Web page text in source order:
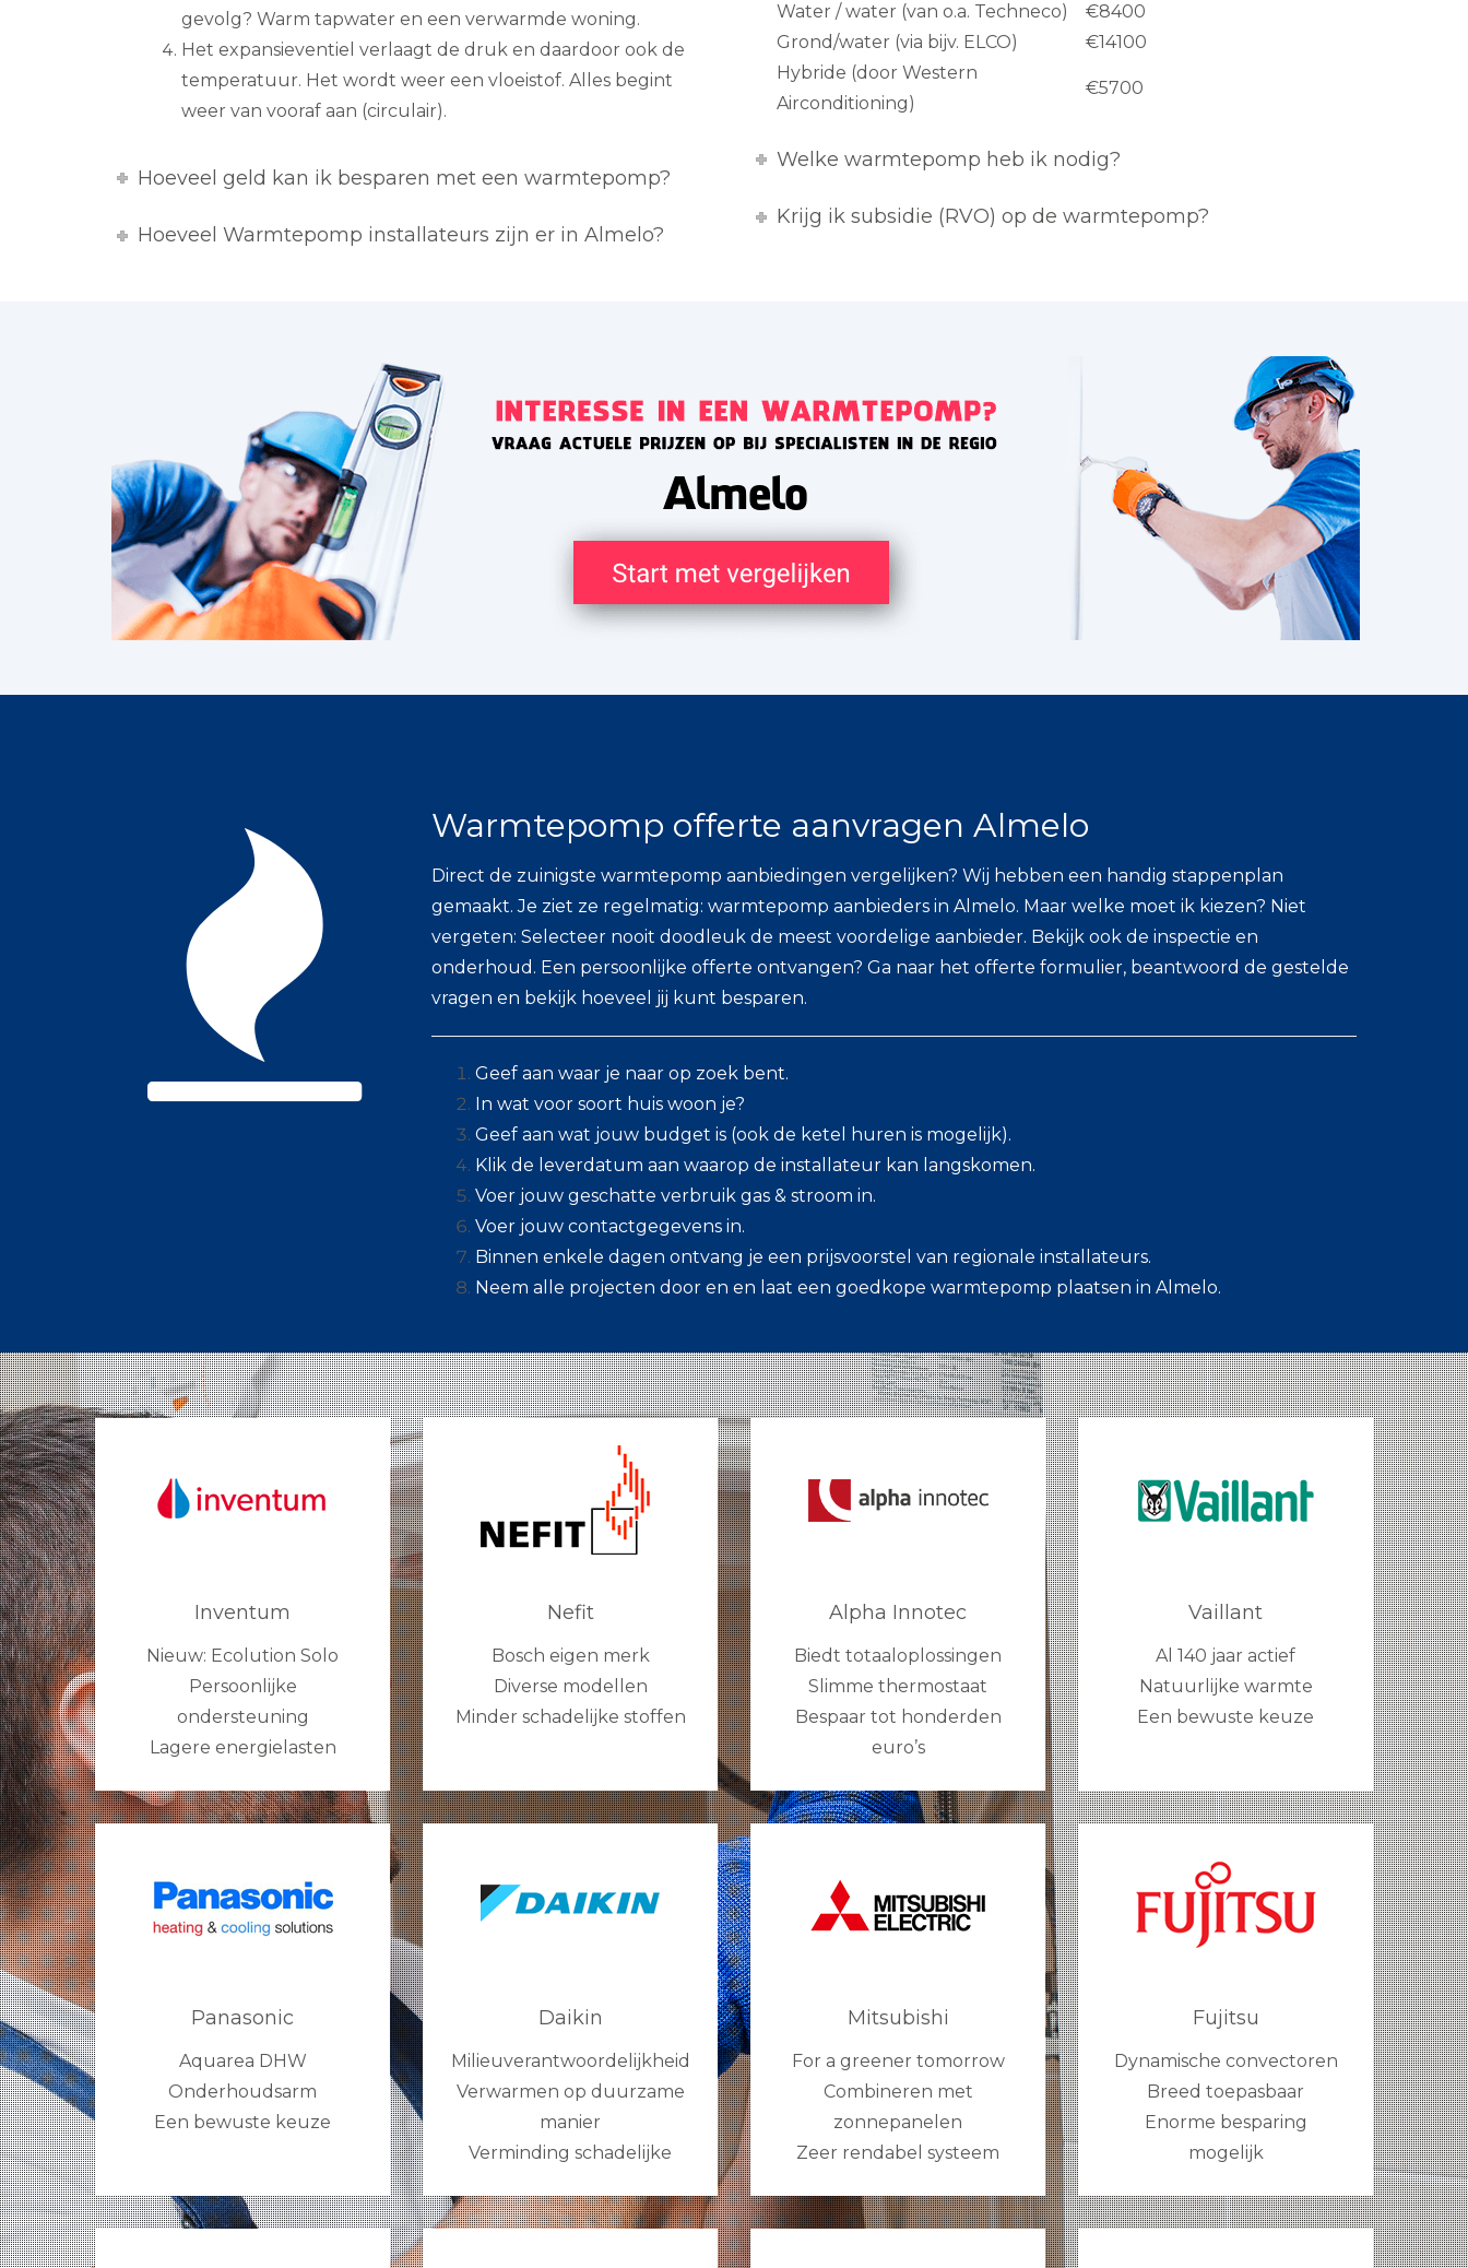
gevolg? Warm tapwater en een verwarmde woning.
Het expansieventiel verlaagt de druk en daardoor ook de
temperatuur. Het wordt weer een vloeistof. Alles begint
weer van vooraf aan (circulair).
Hoeveel geld kan ik besparen met een warmtepomp?
Hoeveel Warmtepomp installateurs zijn er in Almelo?
Water / water (van o.a. Techneco)
€8400
Grond/water (via bijv. ELCO)
€14100
Hybride (door Western
Airconditioning)
€5700
Welke warmtepomp heb ik nodig?
Krijg ik subsidie (RVO) op de warmtepomp?
Warmtepomp offerte aanvragen Almelo
Direct de zuinigste warmtepomp aanbiedingen vergelijken? Wij hebben een handig stappenplan
gemaakt. Je ziet ze regelmatig: warmtepomp aanbieders in Almelo. Maar welke moet ik kiezen? Niet
vergeten: Selecteer nooit doodleuk de meest voordelige aanbieder. Bekijk ook de inspectie en
onderhoud. Een persoonlijke offerte ontvangen? Ga naar het offerte formulier, beantwoord de gestelde
vragen en bekijk hoeveel jij kunt besparen.
Geef aan waar je naar op zoek bent.
In wat voor soort huis woon je?
Geef aan wat jouw budget is (ook de ketel huren is mogelijk).
Klik de leverdatum aan waarop de installateur kan langskomen.
Voer jouw geschatte verbruik gas & stroom in.
Voer jouw contactgegevens in.
Binnen enkele dagen ontvang je een prijsvoorstel van regionale installateurs.
Neem alle projecten door en en laat een goedkope warmtepomp plaatsen in Almelo.
Inventum
Nieuw: Ecolution Solo
Persoonlijke
ondersteuning
Lagere energielasten
Nefit
Bosch eigen merk
Diverse modellen
Minder schadelijke stoffen
Alpha Innotec
Biedt totaaloplossingen
Slimme thermostaat
Bespaar tot honderden
euro’s
Vaillant
Al 140 jaar actief
Natuurlijke warmte
Een bewuste keuze
Panasonic
Aquarea DHW
Onderhoudsarm
Een bewuste keuze
Daikin
Milieuverantwoordelijkheid
Verwarmen op duurzame
manier
Verminding schadelijke
Mitsubishi
For a greener tomorrow
Combineren met
zonnepanelen
Zeer rendabel systeem
Fujitsu
Dynamische convectoren
Breed toepasbaar
Enorme besparing
mogelijk